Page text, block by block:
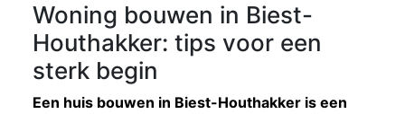
Woning bouwen in Biest-
Houthakker: tips voor een
sterk begin
Een huis bouwen in Biest-Houthakker is een